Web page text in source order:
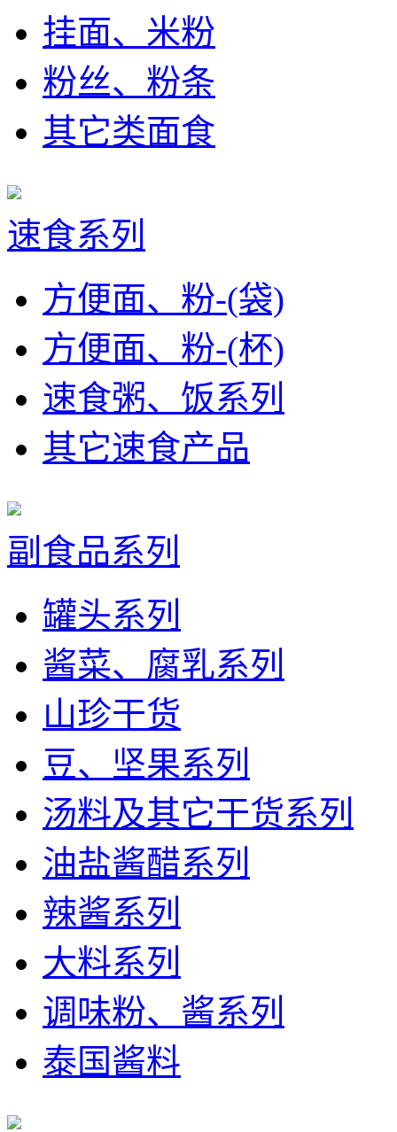
挂面、米粉
粉丝、粉条
其它类面食
速食系列
方便面、粉-(袋)
方便面、粉-(杯)
速食粥、饭系列
其它速食产品
副食品系列
罐头系列
酱菜、腐乳系列
山珍干货
豆、坚果系列
汤料及其它干货系列
油盐酱醋系列
辣酱系列
大料系列
调味粉、酱系列
泰国酱料